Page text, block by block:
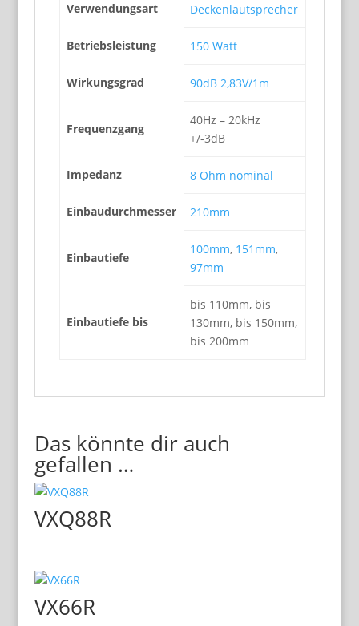
Verwendungsart Deckenlautsprecher
Betriebsleistung 150 Watt
Wirkungsgrad 90dB 2,83V/1m
Frequenzgang
40Hz – 20kHz
+/-3dB
Impedanz 8 Ohm nominal
Einbaudurchmesser 210mm
Einbautiefe
100mm, 151mm,
97mm
Einbautiefe bis
bis 110mm, bis
130mm, bis 150mm,
bis 200mm
Das könnte dir auch
gefallen …
VXQ88R
VX66R